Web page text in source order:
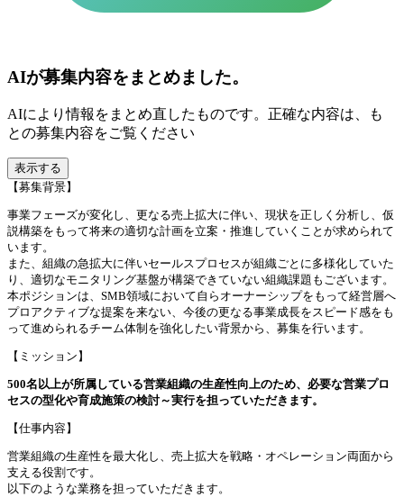
AIが募集内容をまとめました。
AIにより情報をまとめ直したものです。正確な内容は、も
との募集内容をご覧ください
表示する
【募集背景】
事業フェーズが変化し、更なる売上拡大に伴い、現状を正しく分析し、仮
説構築をもって将来の適切な計画を立案・推進していくことが求められて
います。
また、組織の急拡大に伴いセールスプロセスが組織ごとに多様化していた
り、適切なモニタリング基盤が構築できていない組織課題もございます。
本ポジションは、SMB領域において自らオーナーシップをもって経営層へ
プロアクティブな提案を来ない、今後の更なる事業成長をスピード感をも
って進められるチーム体制を強化したい背景から、募集を行います。
【ミッション】
500名以上が所属している営業組織の生産性向上のため、必要な営業プロ
セスの型化や育成施策の検討～実行を担っていただきます。
【仕事内容】
営業組織の生産性を最大化し、売上拡大を戦略・オペレーション両面から
支える役割です。
以下のような業務を担っていただきます。